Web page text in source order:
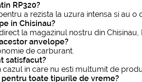
RP320?
a rezista la uzura intensa si au o
in Chisinau?
la magazinul nostru din Chisinau,
anvelope?
de carburant.
satisfacut?
in care nu esti multumit de
toate tipurile de vreme?